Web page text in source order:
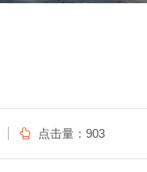
点击量：903